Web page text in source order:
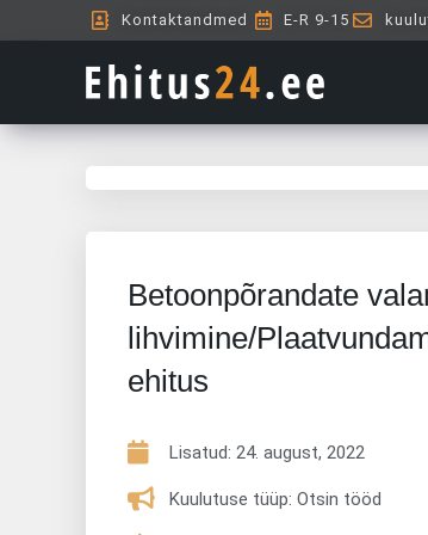
to
Kontaktandmed E-R 9-15
Betoonpõrandate
lihvimine/
ehitus
Lisatud: 24. august, 2022
Kuulutuse tüüp: Otsin tööd